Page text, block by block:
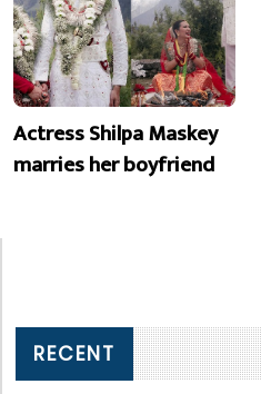
Actress Shilpa Maskey
marries her boyfriend
RECENT